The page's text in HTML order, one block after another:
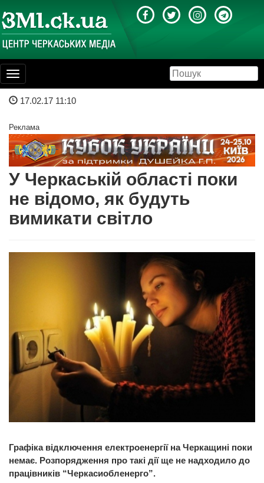
Toggle
navigation
17.02.17 11:10
Реклама
У Черкаській області поки
не відомо, як будуть
вимикати світло
Графіка відключення електроенергії на Черкащині поки
немає. Розпорядження про такі дії ще не надходило до
працівників “Черкасиобленерго”.